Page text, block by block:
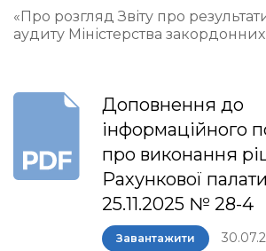
«Про розгляд Звіту про
аудиту Міністерства
Доповнення до
інформаційного
про виконання
Рахункової
25.11.2025 № 28-4
Завантажити